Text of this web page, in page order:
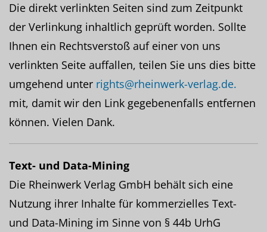
Die direkt verlinkten Seiten sind zum Zeitpunkt
der Verlinkung inhaltlich geprüft worden. Sollte
Ihnen ein Rechtsverstoß auf einer von uns
verlinkten Seite auffallen, teilen Sie uns dies bitte
umgehend unter rights@rheinwerk-verlag.de.
mit, damit wir den Link gegebenenfalls entfernen
können. Vielen Dank.
Text- und Data-Mining
Die Rheinwerk Verlag GmbH behält sich eine
Nutzung ihrer Inhalte für kommerzielles Text-
und Data-Mining im Sinne von § 44b UrhG